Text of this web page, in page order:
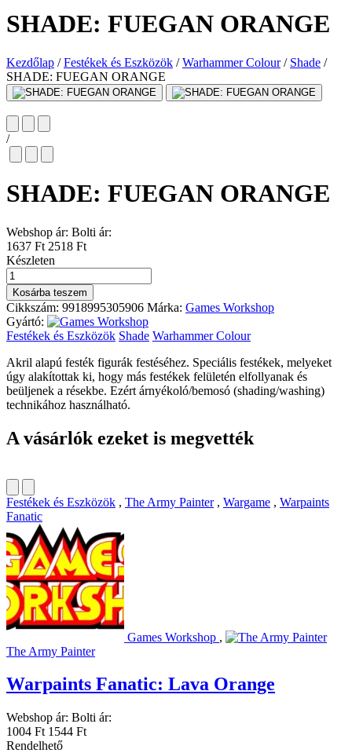
SHADE: FUEGAN ORANGE
Kezdőlap / Festékek és Eszközök / Warhammer Colour / Shade /
SHADE: FUEGAN ORANGE
/
SHADE: FUEGAN ORANGE
Webshop ár: Bolti ár:
1637 Ft 2518 Ft
Készleten
SHADE:
FUEGAN
ORANGE
mennyiség
Kosárba teszem
Cikkszám: 9918995305906 Márka: Games Workshop
Gyártó:
Festékek és Eszközök Shade Warhammer Colour
Akril alapú festék figurák festéséhez. Speciális festékek, melyeket
úgy alakítottak ki, hogy más festékek felületén elfollyanak és
beüljenek a résekbe. Ezért árnyékoló/bemosó (shading/washing)
technikához használható.
A vásárlók ezeket is megvették
Festékek és Eszközök , The Army Painter, Wargame , Warpaints
Fanatic
Games Workshop ,
The Army Painter
Warpaints Fanatic: Lava Orange
Webshop ár: Bolti ár:
1004 Ft 1544 Ft
Rendelhető